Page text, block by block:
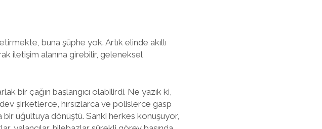
buna şüphe yok. Artık elinde akıllı
iletişim alanına girebilir, geleneksel
bir çağın başlangıcı olabilirdi. Ne yazık ki,
şirketlerce, hırsızlarca ve polislerce gasp
bir uğultuya dönüştü. Sanki herkes konuşuyor,